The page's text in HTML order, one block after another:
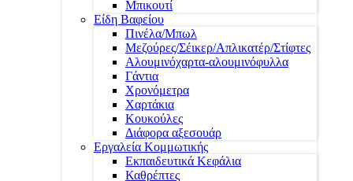
Μπικουτί
Είδη Βαφείου
Πινέλα/Μπωλ
Μεζούρες/Σέικερ/Απλικατέρ/Στίφτες
Αλουμινόχαρτα-αλουμινόφυλλα
Γάντια
Χρονόμετρα
Χαρτάκια
Κουκούλες
Διάφορα αξεσουάρ
Εργαλεία Κομμωτικής
Εκπαιδευτικά Κεφάλια
Καθρέπτες